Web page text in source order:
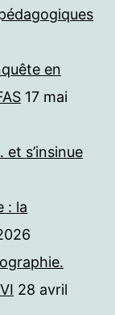
en
17 mai
s’insinue
: la
28 avril